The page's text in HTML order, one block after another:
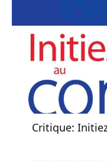
Critique: